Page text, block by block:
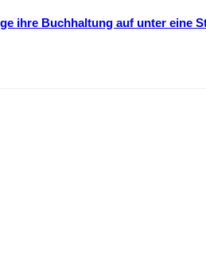
ihre Buchhaltung auf unter eine